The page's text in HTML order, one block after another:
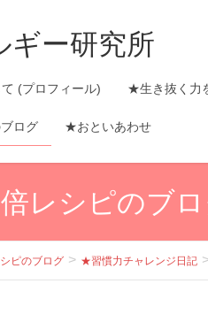
ギー研究所
(プロフィール) ★生き抜く力
ログ ★おといあわせ
レシピのブ
ピのブログ ★習慣力チャレンジ日記